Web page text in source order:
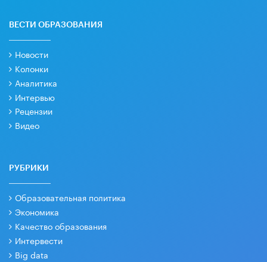
ВЕСТИ ОБРАЗОВАНИЯ
Новости
Колонки
Аналитика
Интервью
Рецензии
Видео
РУБРИКИ
Образовательная политика
Экономика
Качество образования
Интервести
Big data